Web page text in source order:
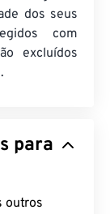
dos seus
com
excluídos
para
outros